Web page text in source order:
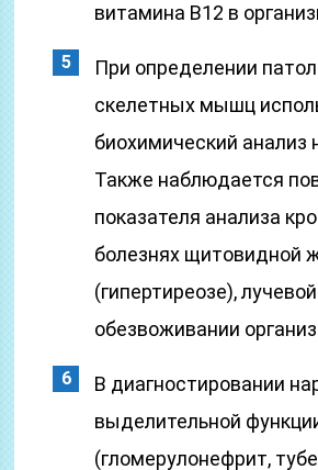
витамина В12 в
При определении
скелетных мышц
биохимический анализ
Также наблюдается
показателя анализа
болезнях щитовидной
(гипертиреозе),
обезвоживании
В диагностировании
выделительной
(гломерулонефрит,